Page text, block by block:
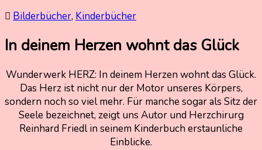
Bilderbücher, Kinderbücher
In deinem Herzen wohnt das Glück
Juni
202124.
Juni
Nadine
Kammer
Wunderwerk HERZ: In deinem Herzen wohnt das Glück.
Das Herz ist nicht nur der Motor unseres Körpers,
sondern noch so viel mehr. Für manche sogar als Sitz der
Seele bezeichnet, zeigt uns Autor und Herzchirurg
Reinhard Friedl in seinem Kinderbuch erstaunliche
Einblicke.